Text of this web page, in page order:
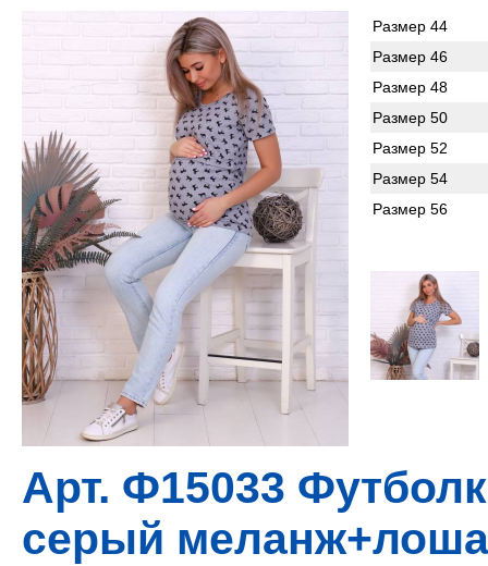
Размер 44
Размер 46
Размер 48
Размер 50
Размер 52
Размер 54
Размер 56
Арт. Ф15033
серый